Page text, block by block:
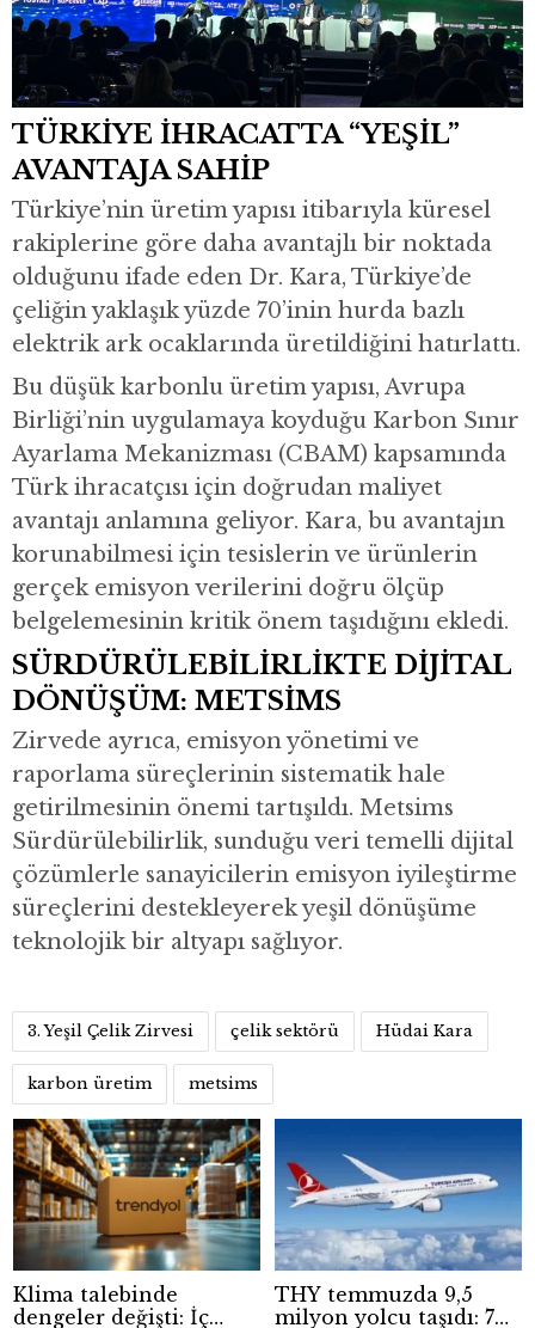
TÜRKİYE İHRACATTA “YEŞİL”
AVANTAJA SAHİP
Türkiye’nin üretim yapısı itibarıyla küresel
rakiplerine göre daha avantajlı bir noktada
olduğunu ifade eden Dr. Kara, Türkiye’de
çeliğin yaklaşık yüzde 70’inin hurda bazlı
elektrik ark ocaklarında üretildiğini hatırlattı.
Bu düşük karbonlu üretim yapısı, Avrupa
Birliği’nin uygulamaya koyduğu Karbon Sınır
Ayarlama Mekanizması (CBAM) kapsamında
Türk ihracatçısı için doğrudan maliyet
avantajı anlamına geliyor. Kara, bu avantajın
korunabilmesi için tesislerin ve ürünlerin
gerçek emisyon verilerini doğru ölçüp
belgelemesinin kritik önem taşıdığını ekledi.
SÜRDÜRÜLEBİLİRLİKTE DİJİTAL
DÖNÜŞÜM: METSİMS
Zirvede ayrıca, emisyon yönetimi ve
raporlama süreçlerinin sistematik hale
getirilmesinin önemi tartışıldı. Metsims
Sürdürülebilirlik, sunduğu veri temelli dijital
çözümlerle sanayicilerin emisyon iyileştirme
süreçlerini destekleyerek yeşil dönüşüme
teknolojik bir altyapı sağlıyor.
3. Yeşil Çelik Zirvesi çelik sektörü Hüdai Kara
karbon üretim metsims
Klima talebinde
dengeler değişti: İç
THY temmuzda 9,5
milyon yolcu taşıdı: 7